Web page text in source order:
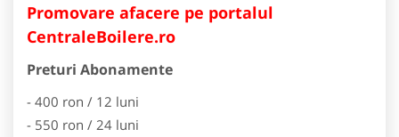
Promovare afacere pe portalul
CentraleBoilere.ro
Preturi Abonamente
- 400 ron / 12 luni
- 550 ron / 24 luni